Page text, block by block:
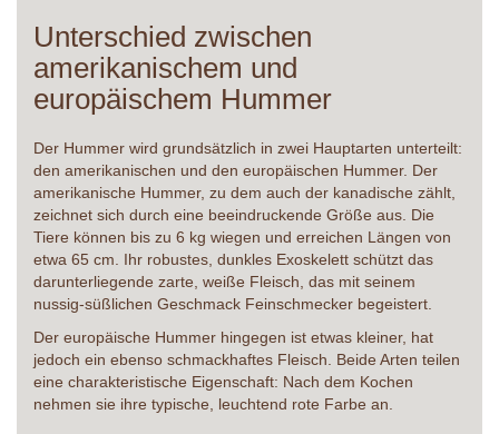
Unterschied zwischen
amerikanischem und
europäischem Hummer
Der Hummer wird grundsätzlich in zwei Hauptarten unterteilt:
den amerikanischen und den europäischen Hummer. Der
amerikanische Hummer, zu dem auch der kanadische zählt,
zeichnet sich durch eine beeindruckende Größe aus. Die
Tiere können bis zu 6 kg wiegen und erreichen Längen von
etwa 65 cm. Ihr robustes, dunkles Exoskelett schützt das
darunterliegende zarte, weiße Fleisch, das mit seinem
nussig-süßlichen Geschmack Feinschmecker begeistert.
Der europäische Hummer hingegen ist etwas kleiner, hat
jedoch ein ebenso schmackhaftes Fleisch. Beide Arten teilen
eine charakteristische Eigenschaft: Nach dem Kochen
nehmen sie ihre typische, leuchtend rote Farbe an.